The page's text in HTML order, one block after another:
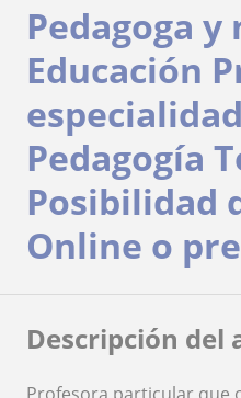
Pedagoga
Educación
Pedagogía
Posibilidad
Online o
Descripción del